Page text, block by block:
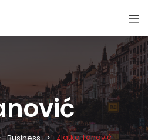
Zlatko Tanović